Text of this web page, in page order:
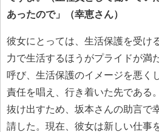
あったので」（幸恵さん）
彼女にとっては、生活保護を受け
力で生活するほうがプライドが満
呼び、生活保護のイメージを悪く
責任を唱え、行き着いた先である
抜け出すため、坂本さんの助言で
請した。現在、彼女は新しい仕事